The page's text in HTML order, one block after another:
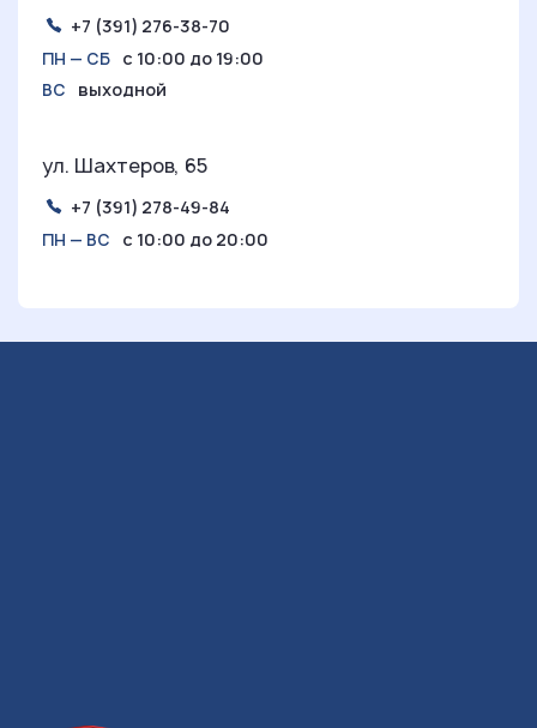
+7 (391) 276-38-70
ПН — СБ с 10:00 до 19:00
ВС выходной
ул. Шахтеров, 65
+7 (391) 278-49-84
ПН — ВС с 10:00 до 20:00